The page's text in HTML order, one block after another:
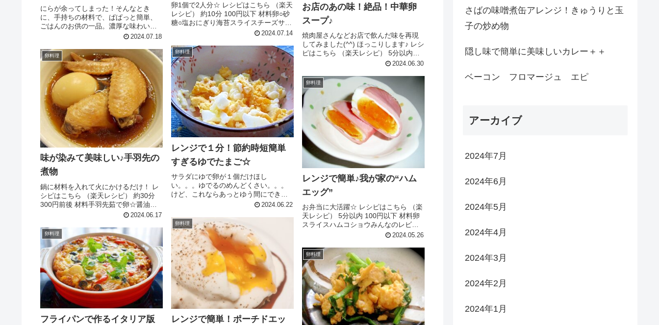
にらが余ってしまった！そんなとき
に、手持ちの材料で、ぱぱっと簡単、
ごはんのお供の一品。濃厚な味わいで
す。ポイントは、卵の半熟焼き☆ レシ
円以下 材料にら卵＜調味料＞☆オイス
ターソース☆鶏ガラスープ...
2024.07.18
卵1個で2人分☆ レシピはこちら （楽天
レシピ） 約10分 100円以下 材料卵○砂
糖○塩おにぎり海苔スライスチーズサラ
2024.07.14
お店のあの味！絶品！中華卵
スープ♪
焼肉屋さんなどお店で飲んだ味を再現
してみました(^^) ほっこりします♪ レシ
ピはこちら （楽天レシピ） 5分以内
100円以下 材料卵水ウェイパー塩胡椒
レビュー
2024.06.30
卵料理
レンジで１分！節約時短簡単
すぎるゆでたまご☆
サラダにゆで卵が１個だけほし
い。。。ゆでるのめんどくさい。。。
けど、これならあっとゆう間にできち
ゃって簡単☆節約時短にもなります☆
内 100円以下 材料たまごみんなのレビ
ュー
2024.06.22
卵料理
味が染みて美味しい♪手羽先の
煮物
鍋に材料を入れて火にかけるだけ！ レ
シピはこちら （楽天レシピ） 約30分
300円前後 材料手羽先茹で卵☆醤油☆
砂糖☆酒☆和風だしの素☆おろししょ
2024.06.17
卵料理
レンジで簡単♪我が家の“ハム
エッグ”
お弁当に大活躍☆ レシピはこちら （楽
天レシピ） 5分以内 100円以下 材料卵
スライスハムコショウみんなのレビュ
2024.05.26
卵料理
レンジで簡単！ポーチドエッ
卵料理
フライパンで作るイタリア版
卵料理
さばの味噌煮缶アレンジ！きゅうりと玉
子の炒め物
隠し味で簡単に美味しいカレー＋＋
ベーコン フロマージュ エピ
アーカイブ
2024年7月
2024年6月
2024年5月
2024年4月
2024年3月
2024年2月
2024年1月